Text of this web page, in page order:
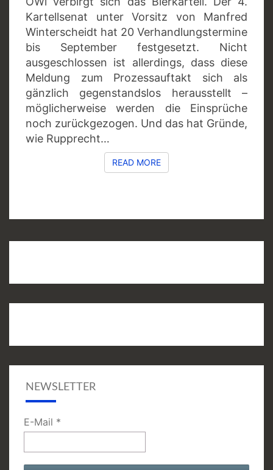
Kartellsenat unter Vorsitz von Manfred
Winterscheidt hat 20 Verhandlungstermine
bis September festgesetzt. Nicht
ausgeschlossen ist allerdings, dass diese
Meldung zum Prozessauftakt sich als
gänzlich gegenstandslos herausstellt –
möglicherweise werden die Einsprüche
noch zurückgezogen. Und das hat Gründe,
wie Rupprecht…
READ MOREREAD MORE
NEWSLETTER
E-Mail *